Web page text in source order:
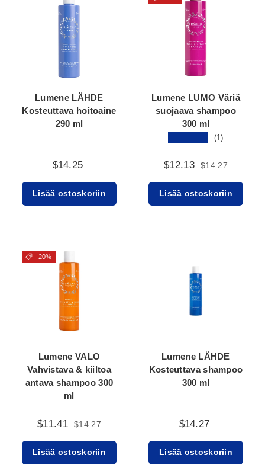
Lumene LÄHDE
Kosteuttava hoitoaine
290 ml
$14.25
Lisää ostoskoriin
Lumene LUMO Väriä
suojaava shampoo
300 ml
(1)
$12.13 $14.27
Lisää ostoskoriin
-20%
Lumene VALO
Vahvistava & kiiltoa
antava shampoo 300
ml
$11.41 $14.27
Lisää ostoskoriin
Lumene LÄHDE
Kosteuttava shampoo
300 ml
$14.27
Lisää ostoskoriin